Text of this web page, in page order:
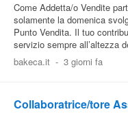
Come Addetta/o Vendite
solamente la domenica
Punto Vendita. Il tuo
servizio sempre all’altezza
bakeca.it - 3 giorni fa
Collaboratrice/tore